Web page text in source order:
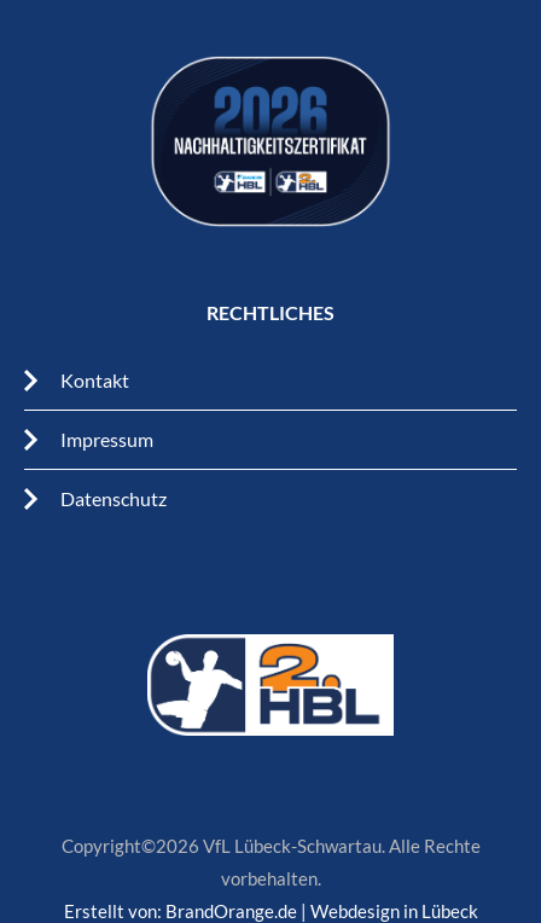
RECHTLICHES
Kontakt
Impressum
Datenschutz
Copyright©2026 VfL Lübeck-Schwartau. Alle Rechte
vorbehalten.
Erstellt von: BrandOrange.de | Webdesign in Lübeck